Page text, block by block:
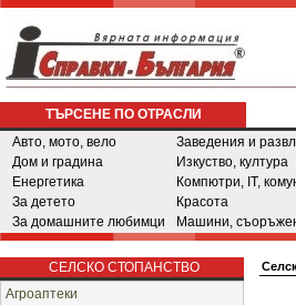
ТЪРСЕНЕ ПО ОТРАСЛИ
Авто, мото, вело
Дом и градина
Енергетика
За детето
За домашните любимци
Заведения и
Изкуство, култура
Компютри, IT,
Красота
Машини,
СЕЛСКО СТОПАНСТВО
Агроаптеки